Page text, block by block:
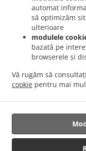
automat
să optimizăm
ulterioare
modulele
bazată pe
browserele și
Vă rugăm să consultați
cookie pentru mai
Romanesc București . Livrare
mâncare Romanesc Popești-
.
Dobroești Sector 2
Livrare
Romanesc Voluntari Pipera
mâncare Romanesc Jilava